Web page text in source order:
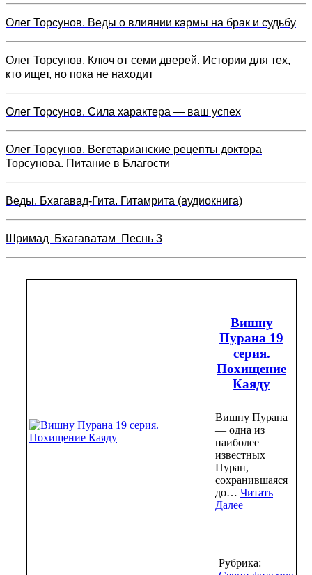
Олег Торсунов. Веды о влиянии кармы на брак и судьбу
Олег Торсунов. Ключ от семи дверей. Истории для тех,
кто ищет, но пока не находит
Олег Торсунов. Сила характера — ваш успех
Олег Торсунов. Вегетарианские рецепты доктора
Торсунова. Питание в Благости
Веды. Бхагавад-Гита. Гитамрита (аудиокнига)
Шримад Бхагаватам Песнь 3
Вишну
Пурана 19
серия.
Похищение
Каяду
Вишну Пурана
— одна из
наиболее
известных
Пуран,
сохранившаяся
до… Читать
Далее
Рубрика: